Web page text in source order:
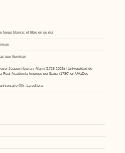
fuego blanco: el libro en su día
que iluminan
Joaquín Ibarra y Marín (1725-2025) | Universidad de
Real Academia impreso por Ibarra (1780) en UVaDoc
(III) : La editora